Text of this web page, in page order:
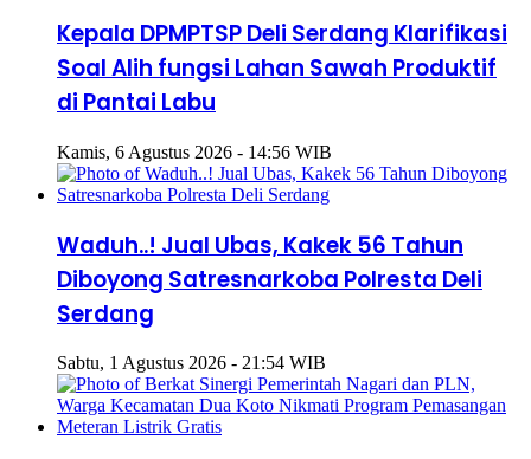
Kepala DPMPTSP Deli Serdang Klarifikasi
Soal Alih fungsi Lahan Sawah Produktif
di Pantai Labu
Kamis, 6 Agustus 2026 - 14:56 WIB
Waduh..! Jual Ubas, Kakek 56 Tahun
Diboyong Satresnarkoba Polresta Deli
Serdang
Sabtu, 1 Agustus 2026 - 21:54 WIB